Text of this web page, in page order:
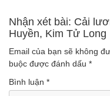
(Lượt nghe: 228)
Cải Lương Hồ Quảng
(Lượt nghe: 157)
Nhận xét bài: Cải
Huyền, Kim Tử Long
Email của bạn sẽ không
buộc được đánh dấu *
Bình luận *